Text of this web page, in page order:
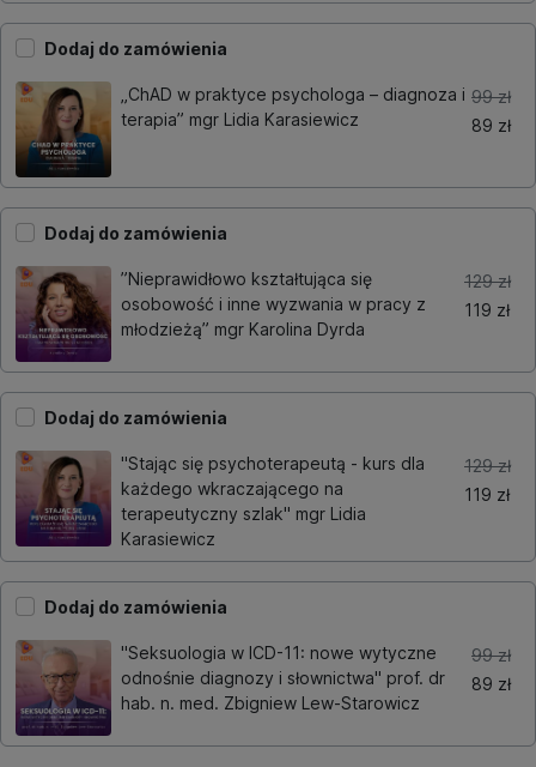
Dodaj do zamówienia
„ChAD w praktyce psychologa – diagnoza i
terapia” mgr Lidia Karasiewicz
99 zł
89 zł
Dodaj do zamówienia
”Nieprawidłowo kształtująca się
osobowość i inne wyzwania w pracy z
młodzieżą” mgr Karolina Dyrda
129 zł
119 zł
Dodaj do zamówienia
"Stając się psychoterapeutą - kurs dla
każdego wkraczającego na
terapeutyczny szlak" mgr Lidia
Karasiewicz
129 zł
119 zł
Dodaj do zamówienia
"Seksuologia w ICD-11: nowe wytyczne
odnośnie diagnozy i słownictwa" prof. dr
hab. n. med. Zbigniew Lew-Starowicz
99 zł
89 zł